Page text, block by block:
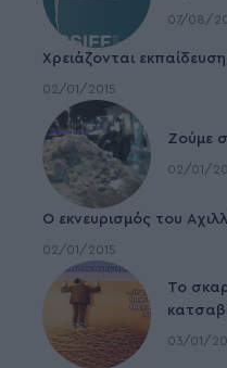
07/08/
Χρειάζονται
02/01/2015
Ζούμε
02/01/
Ο εκνευρισμός του
02/01/2015
To
03/01/